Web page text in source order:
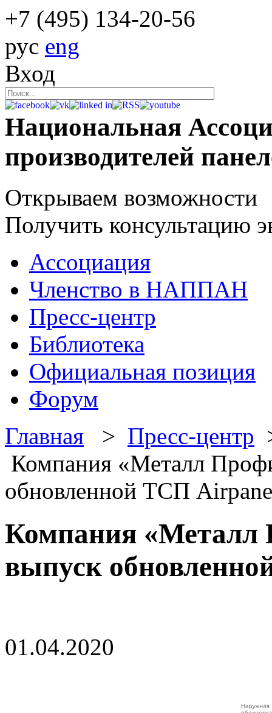
+7 (495) 134-20-56
рус eng
Вход
Национальная
производителей
Открываем возможности
Получить консультацию
Ассоциация
Членство в НАППАН
Пресс-центр
Библиотека
Официальная позиция
Форум
Главная > Пресс-центр
Компания «Металл
обновленной ТСП
Компания «Металл
выпуск
01.04.2020